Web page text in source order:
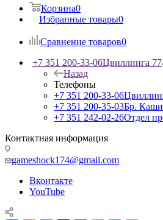
Корзина0
Избранные товары0
Сравнение товаров0
+7 351 200-33-06Цвиллинга 77
Назад
Телефоны
+7 351 200-33-06
+7 351 200-35-03Бр.
+7 351 242-02-26Отдел
Контактная информация
gameshock174@gmail.com
Вконтакте
YouTube